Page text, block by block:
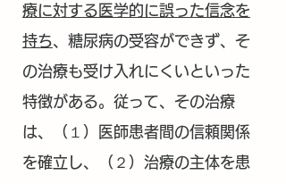
療に対する医学的に誤った信念を
持ち、糖尿病の受容ができず、そ
の治療も受け入れにくいといった
特徴がある。従って、その治療
は、（１）医師患者間の信頼関係
を確立し、（２）治療の主体を患